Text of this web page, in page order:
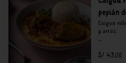
pepián
Caigua
y arroz.
*Nuestros
incluyen
S/ 43.00